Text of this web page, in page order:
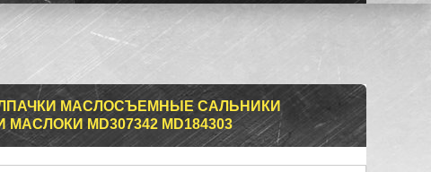
МАСЛОСЪЕМНЫЕ САЛЬНИКИ
MD307342 MD184303